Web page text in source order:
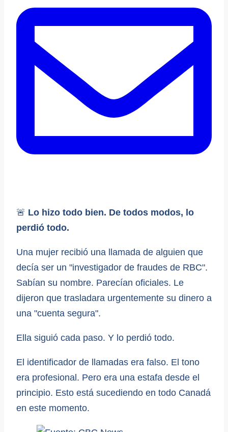
🚨 Lo hizo todo bien. De todos modos, lo
perdió todo.
Una mujer recibió una llamada de alguien que
decía ser un "investigador de fraudes de RBC".
Sabían su nombre. Parecían oficiales. Le
dijeron que trasladara urgentemente su dinero a
una "cuenta segura".
Ella siguió cada paso. Y lo perdió todo.
El identificador de llamadas era falso. El tono
era profesional. Pero era una estafa desde el
principio. Esto está sucediendo en todo Canadá
en este momento.